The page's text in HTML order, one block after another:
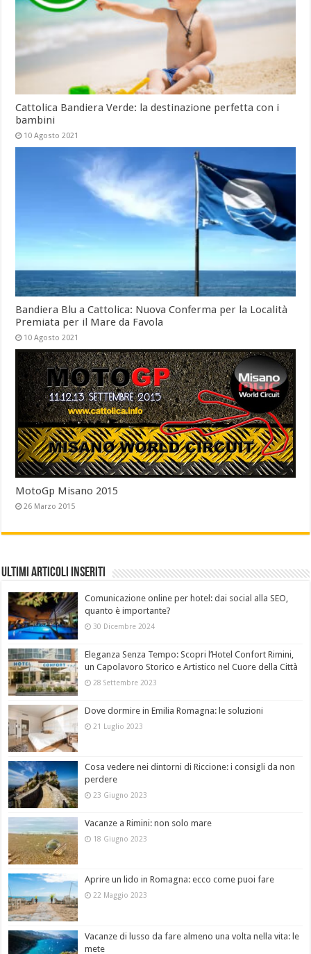
Cattolica Bandiera Verde: la destinazione perfetta con i
bambini
10 Agosto 2021
Bandiera Blu a Cattolica: Nuova Conferma per la Località
Premiata per il Mare da Favola
10 Agosto 2021
MotoGp Misano 2015
26 Marzo 2015
Ultimi Articoli Inseriti
Comunicazione online per hotel: dai social alla SEO,
quanto è importante?
30 Dicembre 2024
Eleganza Senza Tempo: Scopri l’Hotel Confort Rimini,
un Capolavoro Storico e Artistico nel Cuore della Città
28 Settembre 2023
Dove dormire in Emilia Romagna: le soluzioni
21 Luglio 2023
Cosa vedere nei dintorni di Riccione: i consigli da non
perdere
23 Giugno 2023
Vacanze a Rimini: non solo mare
18 Giugno 2023
Aprire un lido in Romagna: ecco come puoi fare
22 Maggio 2023
Vacanze di lusso da fare almeno una volta nella vita: le
mete